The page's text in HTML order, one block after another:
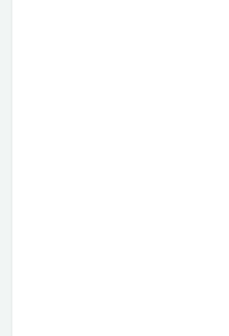
بهره می‌برند؟
افراد فعال و کسانی که به
برای شب یا بین وعده‌ها